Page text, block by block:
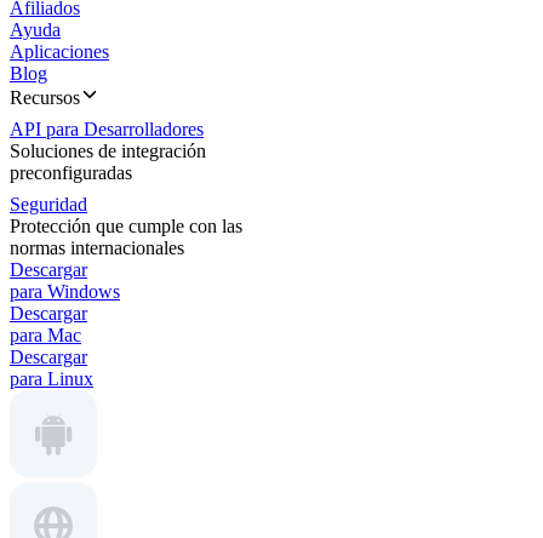
Afiliados
Ayuda
Aplicaciones
Blog
Recursos
API para Desarrolladores
Soluciones de integración
preconfiguradas
Seguridad
Protección que cumple con las
normas internacionales
Descargar
para Windows
Descargar
para Mac
Descargar
para Linux